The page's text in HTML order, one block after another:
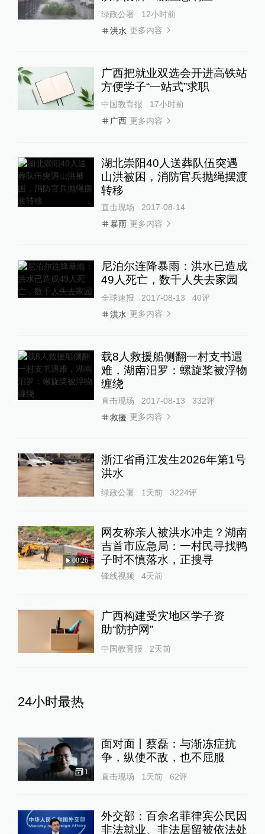
绿政公署
12小时前
洪水 更多内容
广西把就业双选会开进高铁站
方便学子“一站式”求职
中国教育报
17小时前
广西 更多内容
湖北崇阳40人送葬队伍突遇
山洪被困，消防官兵抛绳摆渡
转移
直击现场
2017-08-14
暴雨 更多内容
尼泊尔连降暴雨：洪水已造成
49人死亡，数千人失去家园
全球速报 2017-08-13 40评
洪水 更多内容
载8人救援船侧翻一村支书遇
难，湖南汨罗：螺旋桨被浮物
缠绕
直击现场 2017-08-13 332评
救援 更多内容
浙江省甬江发生2026年第1号
洪水
绿政公署 1天前 3224评
00:26
网友称亲人被洪水冲走？湖南
吉首市应急局：一村民寻找鸭
子时不慎落水，正搜寻
锋线视频 4天前
广西构建受灾地区学子资
助“防护网”
中国教育报 2天前
24小时最热
1
面对面丨蔡磊：与渐冻症抗
争，纵使不敌，也不屈服
直击现场 1天前 62评
外交部：百余名菲律宾公民因
非法就业、非法居留被依法处